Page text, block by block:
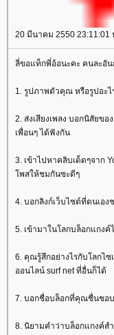
20 มีนาคม 2550 23:11:01
ลี่ขอแท็กพี่อ้อนะคะ คนละอั
1. รูปภาพตัวคุณ หรือรูปอะ
2. ส่งเสียงเพลง บอกนิสัยข
เพื่อนๆ ได้ฟังกัน
3. เข้าไปหาคลิบเด็ดๆจาก
พสให้ชมกันซะดีๆ
4. บอกลิงก์เว็บไซต์ที่ตนเอ
5. เข้ามาในโลกบล็อกแกง
6. คุณรู้สึกอย่างไรกับโลกไ
ออนไลน์ surf net ที่อื่นก็ได้
7. บอกชื่อบล็อกที่คุณชื่นชอบ
8. นิยามคำว่าบล็อกแกงค์ส